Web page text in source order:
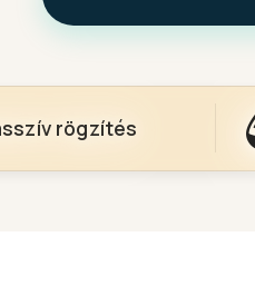
rögzítés